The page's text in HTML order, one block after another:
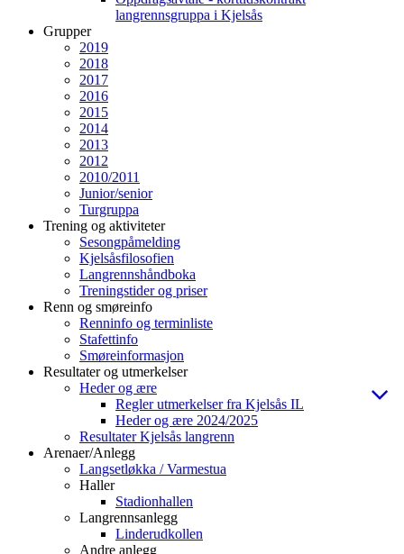
langrennsgruppa i Kjelsås
Grupper
2019
2018
2017
2016
2015
2014
2013
2012
2010/2011
Junior/senior
Turgruppa
Trening og aktiviteter
Sesongpåmelding
Kjelsåsfilosofien
Langrennshåndboka
Treningstider og priser
Renn og smøreinfo
Renninfo og terminliste
Stafettinfo
Smøreinformasjon
Resultater og utmerkelser
Heder og ære
Regler utmerkelser fra Kjelsås IL
Heder og ære 2024/2025
Resultater Kjelsås langrenn
Arenaer/Anlegg
Langsetløkka / Varmestua
Haller
Stadionhallen
Langrennsanlegg
Linderudkollen
Andre anlegg